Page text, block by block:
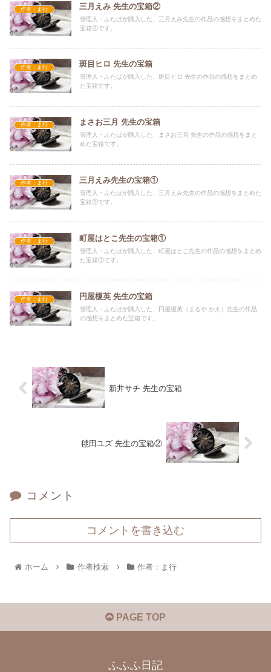
作者：ま行 三月えみ 先生の宝箱②
管理人・ふたばが購入した、三月えみ先生の作品の感想をまとめた
宝箱②です。
作者：ま行 斑目ヒロ 先生の宝箱
管理人・ふたばが購入した、斑目ヒロ 先生の作品の感想をまとめ
た宝箱です。
作者：ま行 まさお三月 先生の宝箱
管理人・ふたばが購入した、まさお三月 先生の作品の感想をまと
めた宝箱です。
作者：ま行 三月えみ先生の宝箱①
管理人・ふたばが購入した、三月えみ先生の作品の感想をまとめた
宝箱①です。
作者：ま行 町屋はとこ先生の宝箱①
管理人・ふたばが購入した、町屋はとこ先生の作品の感想をまとめ
た宝箱①です。
作者：ま行 円屋榎英 先生の宝箱
管理人・ふたばが購入した、円屋榎英（まるや かえ）先生の作品
の感想をまとめた宝箱です。
新井サチ 先生の宝箱
毬田ユズ 先生の宝箱②
コメント
コメントを書き込む
ホーム 作者検索 作者：ま行
PAGE TOP
ふふふ日記